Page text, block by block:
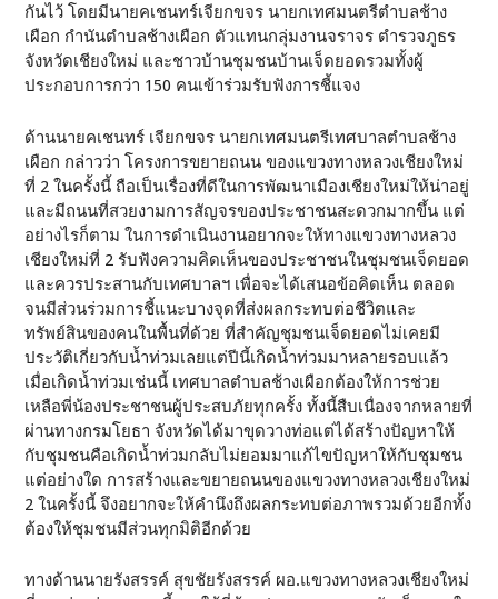
กันไว้ โดยมีนายคเชนทร์เจียกขจร นายกเทศมนตรีตำบลช้าง
เผือก กำนันตำบลช้างเผือก ตัวแทนกลุ่มงานจราจร ตำรวจภูธร
จังหวัดเชียงใหม่ และชาวบ้านชุมชนบ้านเจ็ดยอดรวมทั้งผู้
ประกอบการกว่า 150 คนเข้าร่วมรับฟังการชี้แจง
ด้านนายคเชนทร์ เจียกขจร นายกเทศมนตรีเทศบาลตำบลช้าง
เผือก กล่าวว่า โครงการขยายถนน ของแขวงทางหลวงเชียงใหม่
ที่ 2 ในครั้งนี้ ถือเป็นเรื่องที่ดีในการพัฒนาเมืองเชียงใหม่ให้น่าอยู่
และมีถนนที่สวยงามการสัญจรของประชาชนสะดวกมากขึ้น แต่
อย่างไรก็ตาม ในการดำเนินงานอยากจะให้ทางแขวงทางหลวง
เชียงใหม่ที่ 2 รับฟังความคิดเห็นของประชาชนในชุมชนเจ็ดยอด
และควรประสานกับเทศบาลฯ เพื่อจะได้เสนอข้อคิดเห็น ตลอด
จนมีส่วนร่วมการชี้แนะบางจุดที่ส่งผลกระทบต่อชีวิตและ
ทรัพย์สินของคนในพื้นที่ด้วย ที่สำคัญชุมชนเจ็ดยอดไม่เคยมี
ประวัติเกี่ยวกับน้ำท่วมเลยแต่ปีนี้เกิดน้ำท่วมมาหลายรอบแล้ว
เมื่อเกิดน้ำท่วมเช่นนี้ เทศบาลตำบลช้างเผือกต้องให้การช่วย
เหลือพี่น้องประชาชนผู้ประสบภัยทุกครั้ง ทั้งนี้สืบเนื่องจากหลายที่
ผ่านทางกรมโยธา จังหวัดได้มาขุดวางท่อแต่ได้สร้างปัญหาให้
กับชุมชนคือเกิดน้ำท่วมกลับไม่ยอมมาแก้ไขปัญหาให้กับชุมชน
แต่อย่างใด การสร้างและขยายถนนของแขวงทางหลวงเชียงใหม่
2 ในครั้งนี้ จึงอยากจะให้คำนึงถึงผลกระทบต่อภาพรวมด้วยอีกทั้ง
ต้องให้ชุมชนมีส่วนทุกมิติอีกด้วย
ทางด้านนายรังสรรค์ สุขชัยรังสรรค์ ผอ.แขวงทางหลวงเชียงใหม่